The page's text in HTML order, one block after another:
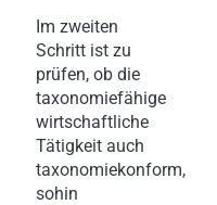
Im zweiten
Schritt ist zu
prüfen, ob die
taxonomiefähige
wirtschaftliche
Tätigkeit auch
taxonomiekonform,
sohin